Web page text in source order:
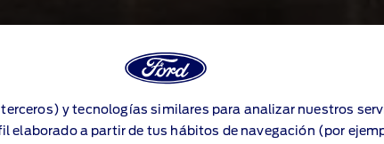
y tecnologías similares para analizar nuestros
elaborado a partir de tus hábitos de navegación (por